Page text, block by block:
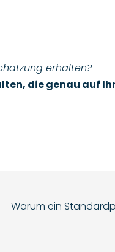
erhalten?
die genau auf
Warum ein